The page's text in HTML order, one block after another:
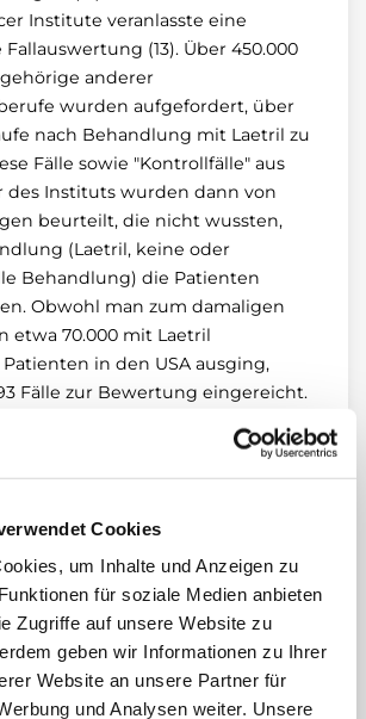
Cookies
um Inhalte und Anzeigen zu
für soziale Medien anbieten
Zugriffe auf unsere Website zu
geben wir Informationen zu Ihrer
Website an unsere Partner für
und Analysen weiter. Unsere
Institute veranlasste eine
(13). Über 450.000
anderer
wurden aufgefordert, über
nach Behandlung mit Laetril zu
Fälle sowie "Kontrollfälle" aus
des Instituts wurden dann von
beurteilt, die nicht wussten,
(Laetril, keine oder
Behandlung) die Patienten
Obwohl man zum damaligen
etwa 70.000 mit Laetril
in den USA ausging,
Fälle zur Bewertung eingereicht.
nicht beurteilt werden. Trotz
wurde lediglich in sechs der
nur nach positiven
Laetril gefragt worden war,
Ärzte darüber hinaus über
als 1000 Patienten, die keinen
Laetril-Behandlung erfahren